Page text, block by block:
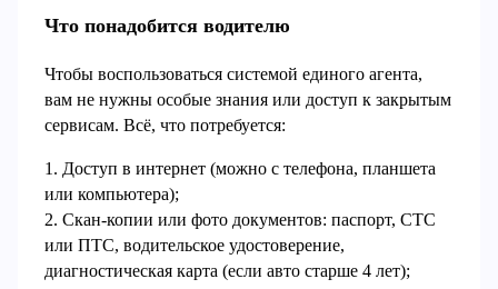
Что понадобится водителю
Чтобы воспользоваться системой единого агента,
вам не нужны особые знания или доступ к закрытым
сервисам. Всё, что потребуется:
1. Доступ в интернет (можно с телефона, планшета
или компьютера);
2. Скан-копии или фото документов: паспорт, СТС
или ПТС, водительское удостоверение,
диагностическая карта (если авто старше 4 лет);